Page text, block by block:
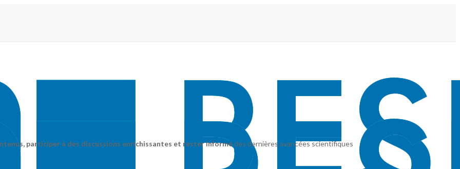
participer à des discussions enrichissantes et rester informédes dernières avancées scientifiques